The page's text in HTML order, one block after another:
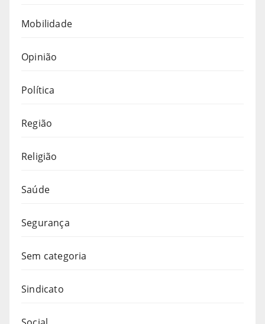
Mobilidade
Opinião
Política
Região
Religião
Saúde
Segurança
Sem categoria
Sindicato